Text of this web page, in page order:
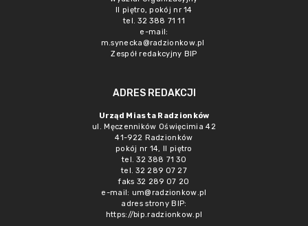
II piętro, pokój nr 14
tel. 32 388 71 11
e-mail:
m.synecka@radzionkow.pl
Zespół redakcyjny BIP
ADRES REDAKCJI
Urząd Miasta Radzionków
ul. Męczenników Oświęcimia 42
41-922 Radzionków
pokój nr 14, II piętro
tel. 32 388 71 30
tel. 32 289 07 27
faks 32 289 07 20
e-mail: um@radzionkow.pl
adres strony BIP:
https://bip.radzionkow.pl